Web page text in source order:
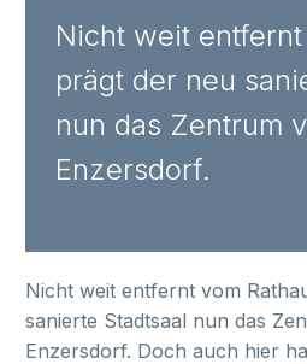
Nicht weit entfernt
prägt der neu
nun das Zentrum
Enzersdorf.
Nicht weit entfernt vom
sanierte Stadtsaal nun das
Enzersdorf. Doch auch hier